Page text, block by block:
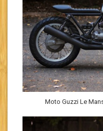
Moto Guzzi Le